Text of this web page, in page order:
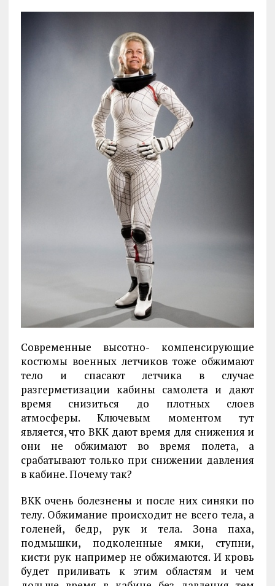
Современные высотно- компенсирующие
костюмы военных летчиков тоже обжимают
тело и спасают летчика в случае
разгерметизации кабины самолета и дают
время снизиться до плотных слоев
атмосферы. Ключевым моментом тут
является, что ВКК дают время для снижения и
они не обжимают во время полета, а
срабатывают только при снижении давления
в кабине. Почему так?
ВКК очень болезнены и после них синяки по
телу. Обжимание происходит не всего тела, а
голеней, бедр, рук и тела. Зона паха,
подмышки, подколенные ямки, ступни,
кисти рук например не обжимаются. И кровь
будет приливать к этим областям и чем